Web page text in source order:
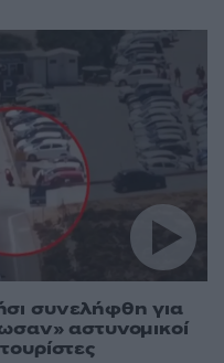
συνελήφθη για
αστυνομικοί